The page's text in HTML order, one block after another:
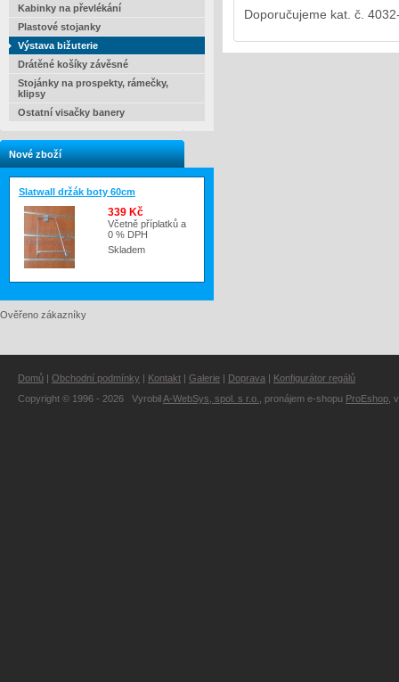
Kabinky na převlékání
Plastové stojanky
Výstava bižuterie
Drátěné košíky závěsné
Stojánky na prospekty, rámečky,
klipsy
Ostatní visačky banery
Nové zboží
Slatwall držák boty 60cm
339 Kč
Včetně příplatků a
0 % DPH
Skladem
Ověřeno zákazníky
Doporučujeme kat. č.
Domů | Obchodní podmínky | Kontakt | Galerie | Doprava | Konfigurátor regálů
Copyright © 1996 - 2026 VyrobilA-WebSys, spol. s r.o. , pronájem e-shopu ProEshop ,